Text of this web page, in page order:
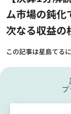
ム市場の鈍化
次なる収益の
この記事は星島てる